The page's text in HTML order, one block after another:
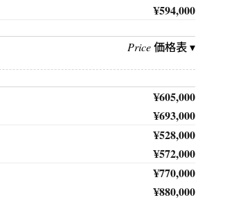
¥594,000
Price価格表 ▾
¥605,000
¥693,000
¥528,000
¥572,000
¥770,000
¥880,000